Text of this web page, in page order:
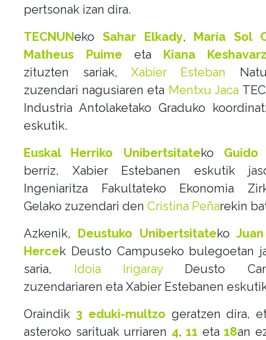
pertsonak izan dira.
TECNUNeko Sahar Elkady, María Sol
Matheus Puime eta Kiana
zituzten sariak, Xabier Esteban
zuzendari nagusiaren eta Mentxu Jaca
Industria Antolaketako Graduko
eskutik.
Euskal Herriko Unibertsitateko Guido
berriz, Xabier Estebanen eskutik
Ingeniaritza Fakultateko Ekonomia
Gelako zuzendari denCristina Peñarekin
Azkenik, Deustuko Unibertsitateko
Hercek Deusto Campuseko bulegoetan
saria, Idoia IrigarayDeusto
zuzendariaren eta Xabier Estebanen
Oraindik 3 eduki-multzo geratzen dira,
asteroko sarituak urriaren 4,11 eta18an